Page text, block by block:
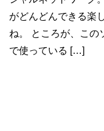
がどんどんできる楽
ね。 ところが、この
で使っている […]